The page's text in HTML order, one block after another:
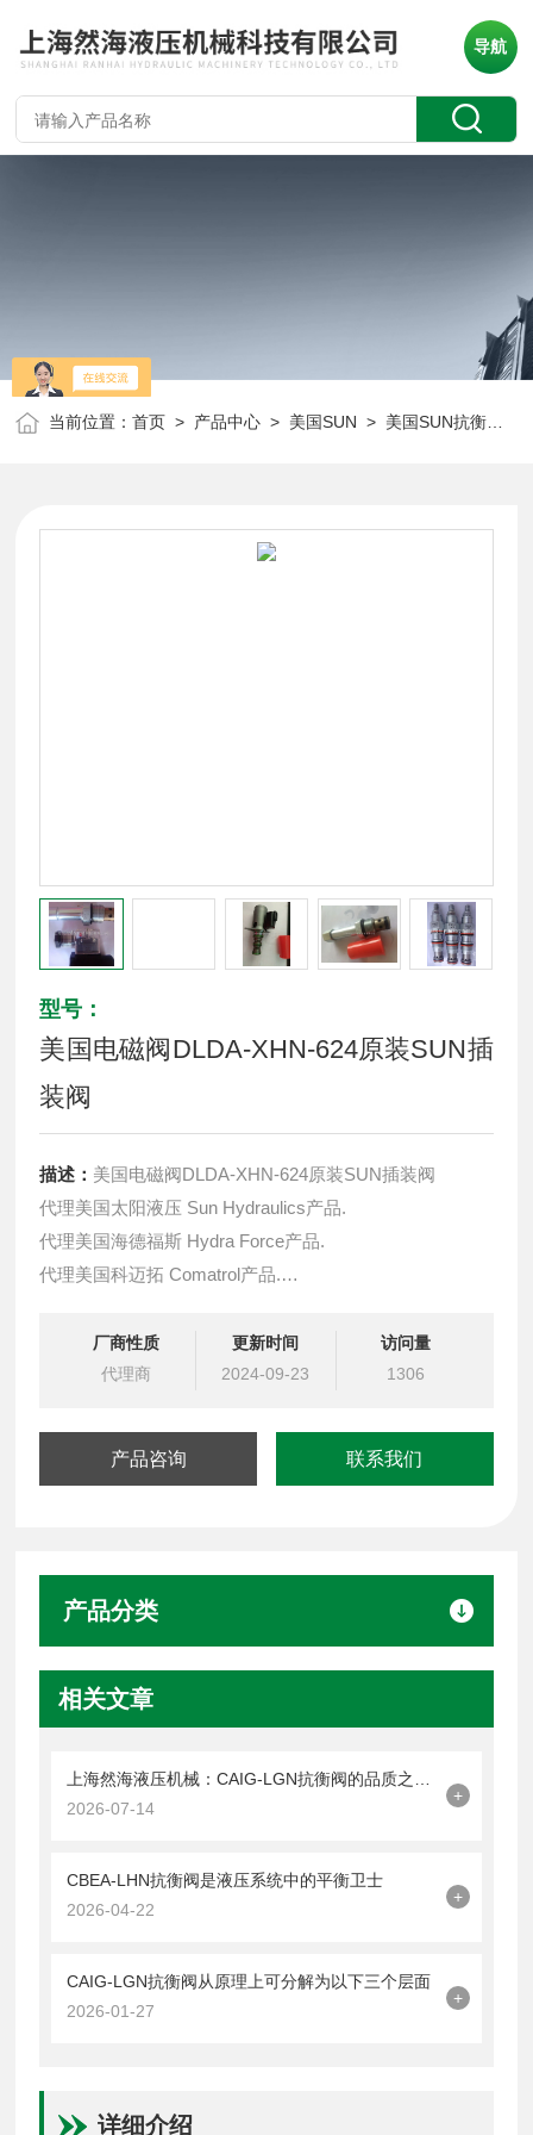
导航
当前位置：首页 > 产品中心 > 美国SUN > 美国SUN抗衡阀
型号：
美国电磁阀DLDA-XHN-624原装SUN插
装阀
描述： 美国电磁阀DLDA-XHN-624原装SUN插装阀
代理美国太阳液压 Sun Hydraulics产品.
代理美国海德福斯 Hydra Force产品.
代理美国科迈拓 Comatrol产品.
提供油路系统设计,油路块设计,阀块设计与选型
液压油缸，经销力士乐、派克、中国台湾北部等液压元件
厂商性质
代理商
更新时间
2024-09-23
访问量
1306
产品咨询 联系我们
产品分类
相关文章
2026-07-14
+
CBEA-LHN抗衡阀是液压系统中的平衡卫士
2026-04-22
+
CAIG-LGN抗衡阀从原理上可分解为以下三个层面
2026-01-27
+
详细介绍